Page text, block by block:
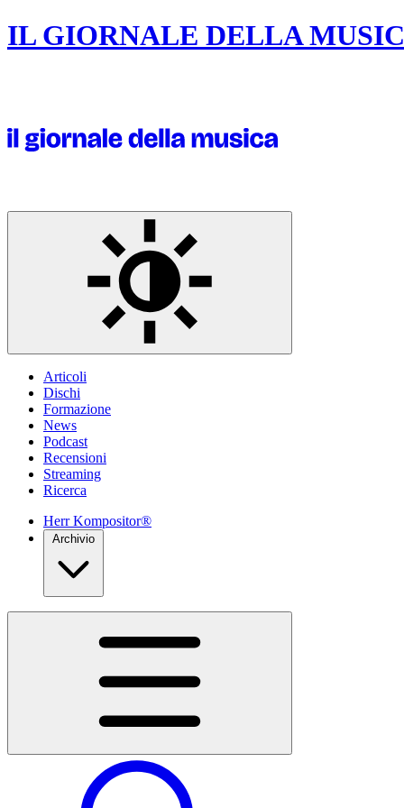
IL GIORNALE DELLA
Articoli
Dischi
Formazione
News
Podcast
Recensioni
Streaming
Ricerca
Herr Kompositor®
Archivio